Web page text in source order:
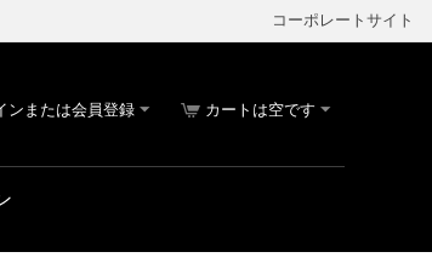
コーポレートサイト
カートは空です
ンまたは会員登録